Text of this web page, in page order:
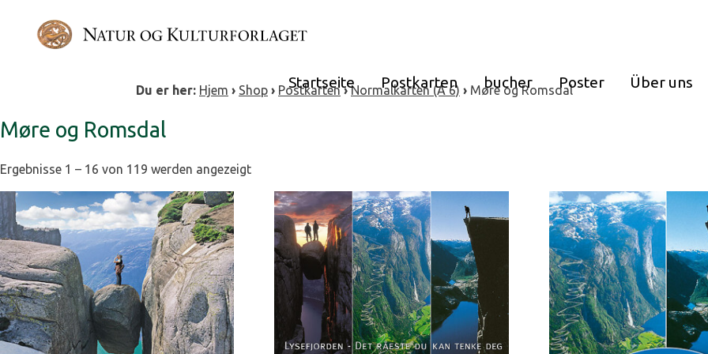
content
Startseite Postkarten bucher Poster Über uns
Du er her: Hjem › Shop › Postkarten›Normalkarten (A 6) › Møre og Romsdal
Møre og Romsdal
Ergebnisse 1 – 16 von 119 werden angezeigt